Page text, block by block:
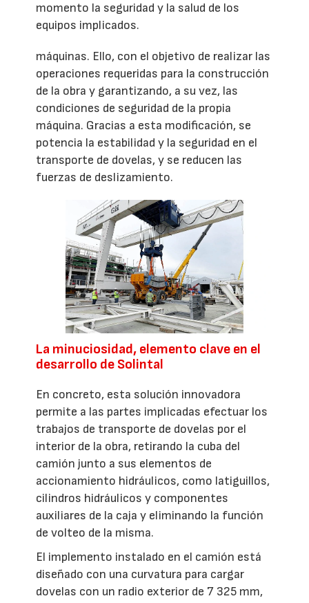
momento la seguridad y la salud de los
equipos implicados.
máquinas. Ello, con el objetivo de realizar las
operaciones requeridas para la construcción
de la obra y garantizando, a su vez, las
condiciones de seguridad de la propia
máquina. Gracias a esta modificación, se
potencia la estabilidad y la seguridad en el
transporte de dovelas, y se reducen las
fuerzas de deslizamiento.
La minuciosidad, elemento clave en el
desarrollo de Solintal
En concreto, esta solución innovadora
permite a las partes implicadas efectuar los
trabajos de transporte de dovelas por el
interior de la obra, retirando la cuba del
camión junto a sus elementos de
accionamiento hidráulicos, como latiguillos,
cilindros hidráulicos y componentes
auxiliares de la caja y eliminando la función
de volteo de la misma.
El implemento instalado en el camión está
diseñado con una curvatura para cargar
dovelas con un radio exterior de 7 325 mm,